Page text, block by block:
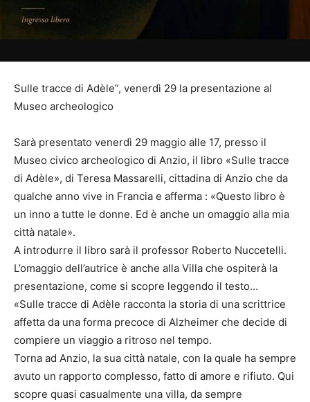
Sulle tracce di Adèle”, venerdì 29 la presentazione al
Museo archeologico
Sarà presentato venerdì 29 maggio alle 17, presso il
Museo civico archeologico di Anzio, il libro «Sulle tracce
di Adèle», di Teresa Massarelli, cittadina di Anzio che da
qualche anno vive in Francia e afferma : «Questo libro è
un inno a tutte le donne. Ed è anche un omaggio alla mia
città natale».
A introdurre il libro sarà il professor Roberto Nuccetelli.
L’omaggio dell’autrice è anche alla Villa che ospiterà la
presentazione, come si scopre leggendo il testo…
«Sulle tracce di Adèle racconta la storia di una scrittrice
affetta da una forma precoce di Alzheimer che decide di
compiere un viaggio a ritroso nel tempo.
Torna ad Anzio, la sua città natale, con la quale ha sempre
avuto un rapporto complesso, fatto di amore e rifiuto. Qui
scopre quasi casualmente una villa, da sempre